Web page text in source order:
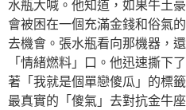
水瓶大喊。他知道，如果牛土
會被困在一個充滿金錢和俗氣
去機會。張水瓶看向那機器，
「情緒燃料」口。他迅速撕下
著「我就是個單戀傻瓜」的標
最真實的「傻氣」去對抗金牛